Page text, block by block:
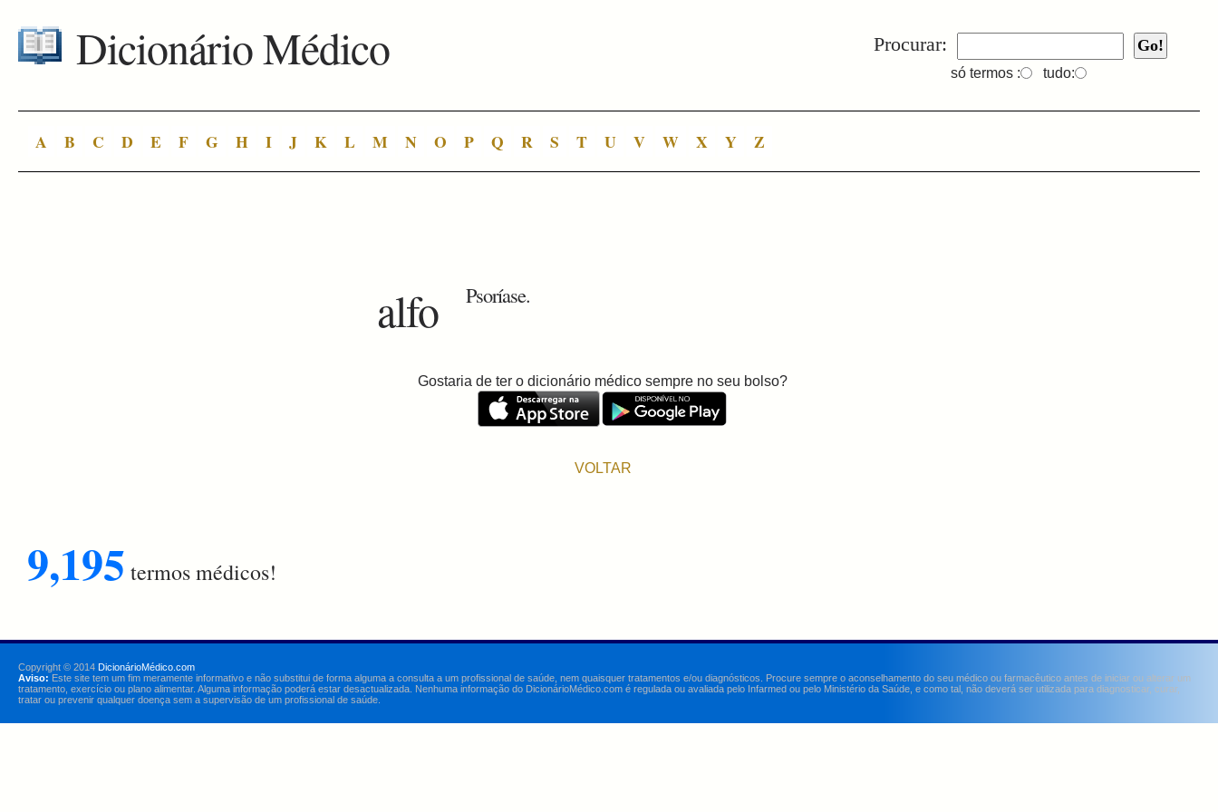
Procurar:
só termos : tudo:
Dicionário Médico
A B C D E F G H I J K L M N O P Q R S T U V W X Y Z
alfo Psoríase.
Gostaria de ter o dicionário médico sempre no seu bolso?
VOLTAR
9,195 termos médicos!
Copyright © 2014 DicionárioMédico.com
Aviso: Este site tem um fim meramente informativo e não substitui de forma alguma a consulta a um profissional de saúde, nem quaisquer tratamentos e/ou diagnósticos. Procure sempre o aconselhamento do seu médico ou farmacêutico antes de iniciar ou alterar um
tratamento, exercício ou plano alimentar. Alguma informação poderá estar desactualizada. Nenhuma informação do DicionárioMédico.com é regulada ou avaliada pelo Infarmed ou pelo Ministério da Saúde, e como tal, não deverá ser utilizada para diagnosticar, curar,
tratar ou prevenir qualquer doença sem a supervisão de um profissional de saúde.